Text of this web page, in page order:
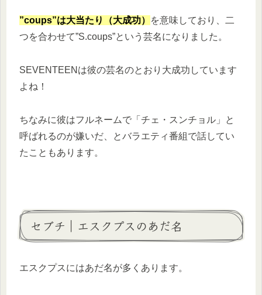
”coups”は大当たり（大成功）
を意味しており、二
つを合わせて”S.coups”という芸名になりました。
SEVENTEENは彼の芸名のとおり大成功しています
よね！
ちなみに彼はフルネームで「チェ・スンチョル」と
呼ばれるのが嫌いだ、とバラエティ番組で話してい
たこともあります。
セブチ｜エスクプスのあだ名
エスクプスにはあだ名が多くあります。